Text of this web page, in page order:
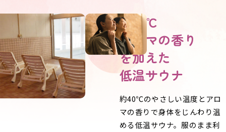
約40℃
アロマの香り
を加えた
低温サウナ
約40℃のやさしい温度とアロ
マの香りで身体をじんわり温
める低温サウナ。服のまま利